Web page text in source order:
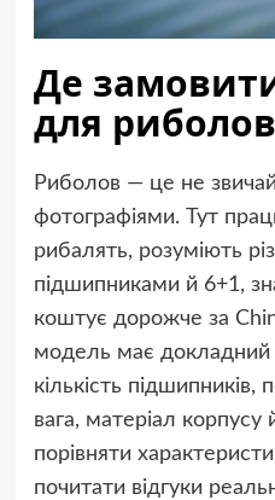
Де
для
Риболов — це не
фотографіями. Тут
рибалять, розуміють
підшипниками й 6+1,
коштує дорожче за
модель має докладний
кількість
вага, матеріал
порівняти
почитати відгуки